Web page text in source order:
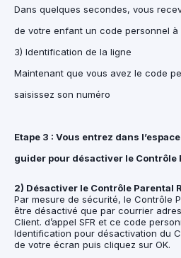
Dans quelques secondes, vous
de votre enfant un code personnel à
3) Identification de la ligne
Maintenant que vous avez le code
saisissez son numéro
Etape 3 : Vous entrez dans
guider pour désactiver le Contrôle
2) Désactiver le Contrôle Parental
Par mesure de sécurité, le Contrôle
être désactivé que par courrier
Client. d’appel SFR et ce code
Identification pour désactivation du
de votre écran puis cliquez sur OK.